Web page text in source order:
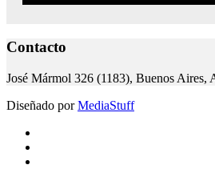
Contacto
José Mármol 326 (1183), Buenos
Diseñado porMediaStuff